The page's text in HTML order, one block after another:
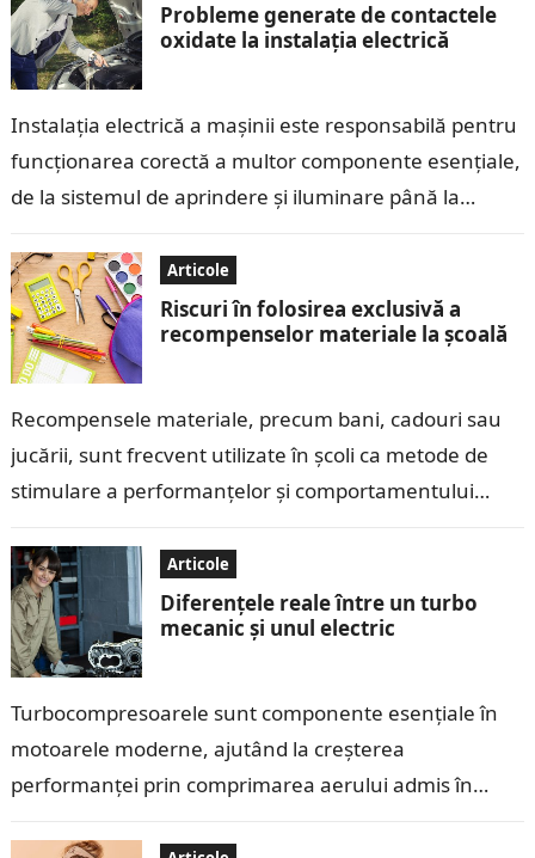
Probleme generate de contactele
oxidate la instalația electrică
Instalația electrică a mașinii este responsabilă pentru
funcționarea corectă a multor componente esențiale,
de la sistemul de aprindere și iluminare până la
electrice, care…
Articole
Riscuri în folosirea exclusivă a
recompenselor materiale la școală
Recompensele materiale, precum bani, cadouri sau
jucării, sunt frecvent utilizate în școli ca metode de
stimulare a performanțelor și comportamentului
pe…
Articole
Diferențele reale între un turbo
mecanic și unul electric
Turbocompresoarele sunt componente esențiale în
motoarele moderne, ajutând la creșterea
performanței prin comprimarea aerului admis în